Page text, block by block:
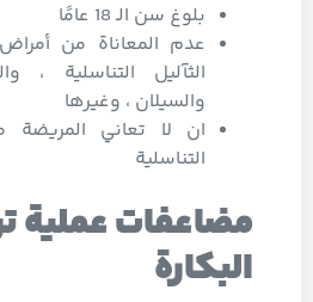
بلوغ سن الـ 18 عامًا
عدم المعاناة من
الثآليل التناسلية ،
والسيلان ، وغيرها
ان لا تعاني المريضة
التناسلية
مضاعفات عملية
البكارة